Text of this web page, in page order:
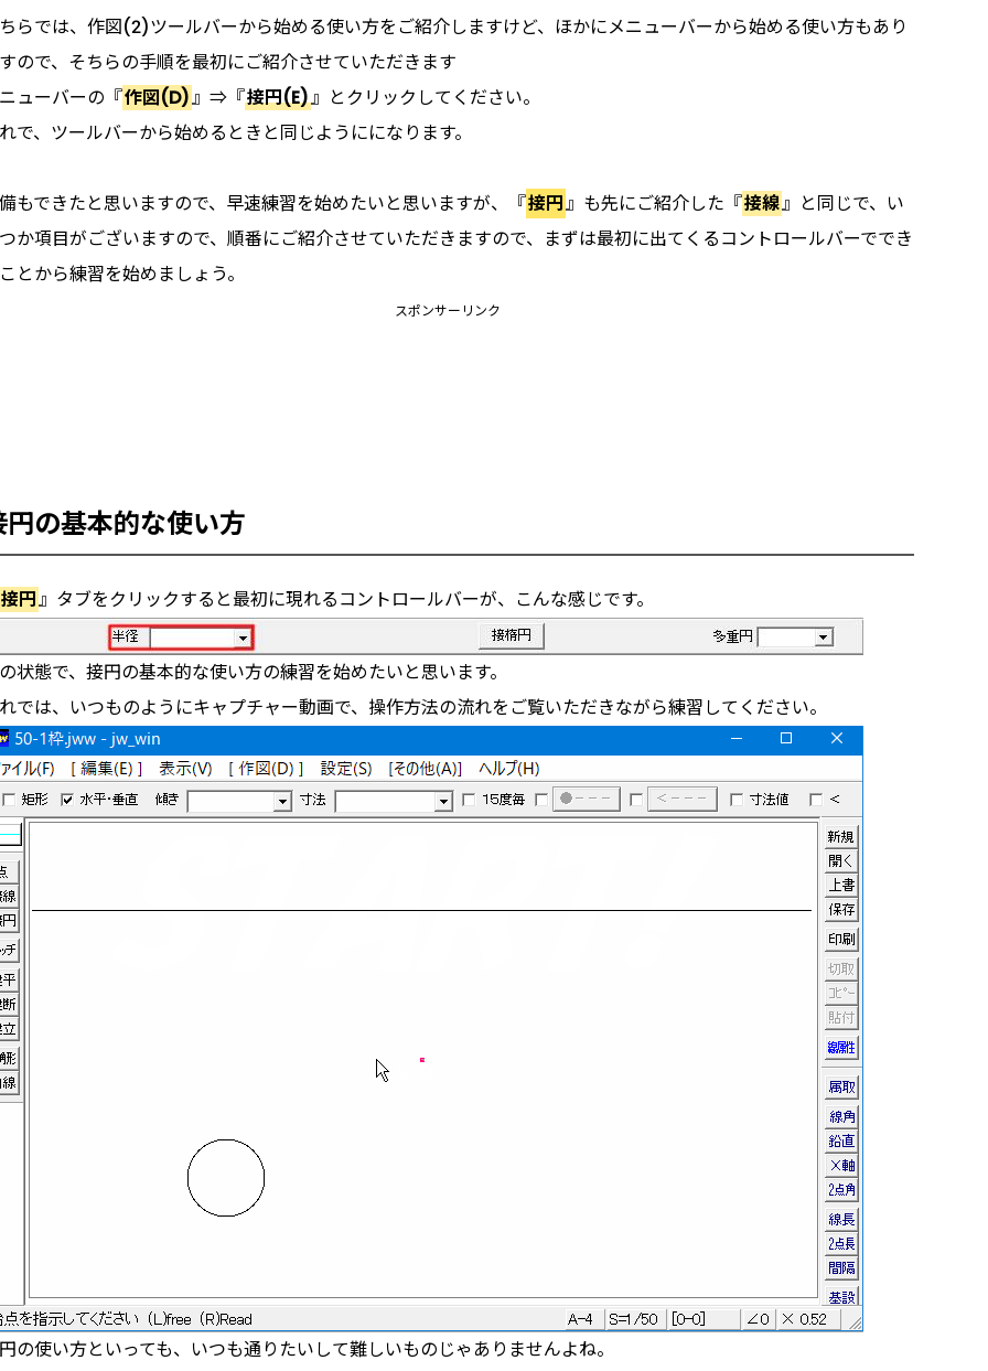
らでは、作図(2)ツールバーから始める使い方をご紹介しますけど、ほかにメニューバーから始める使い方もあり
ので、そちらの手順を最初にご紹介させていただきます
ューバーの『作図(D)』⇒『接円(E)』とクリックしてください。
で、ツールバーから始めるときと同じようにになります。
もできたと思いますので、早速練習を始めたいと思いますが、『接円』も先にご紹介した『接線』と同じで、い
か項目がございますので、順番にご紹介させていただきますので、まずは最初に出てくるコントロールバーででき
とから練習を始めましょう。
スポンサーリンク
円の基本的な使い方
接円』タブをクリックすると最初に現れるコントロールバーが、こんな感じです。
状態で、接円の基本的な使い方の練習を始めたいと思います。
では、いつものようにキャプチャー動画で、操作方法の流れをご覧いただきながら練習してください。
の使い方といっても、いつも通りたいして難しいものじゃありませんよね。